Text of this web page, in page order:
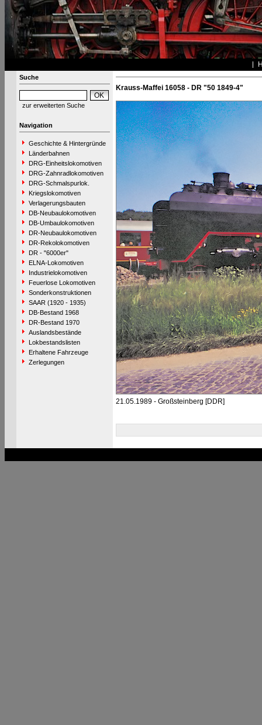
Suche
zur erweiterten Suche
Navigation
Geschichte & Hintergründe
Länderbahnen
DRG-Einheitslokomotiven
DRG-Zahnradlokomotiven
DRG-Schmalspurlok.
Kriegslokomotiven
Verlagerungsbauten
DB-Neubaulokomotiven
DB-Umbaulokomotiven
DR-Neubaulokomotiven
DR-Rekolokomotiven
DR - "6000er"
ELNA-Lokomotiven
Industrielokomotiven
Feuerlose Lokomotiven
Sonderkonstruktionen
SAAR (1920 - 1935)
DB-Bestand 1968
DR-Bestand 1970
Auslandsbestände
Lokbestandslisten
Erhaltene Fahrzeuge
Zerlegungen
Krauss-Maffei 16058 - DR "50 1849-4"
21.05.1989 - Großsteinberg [DDR]